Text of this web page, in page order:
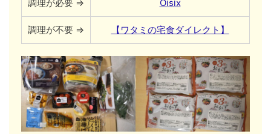
調理が必要 ⇒ Oisix
調理が不要 ⇒ 【ワタミの宅食ダイレクト】